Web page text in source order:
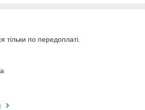
тільки по передоплаті.